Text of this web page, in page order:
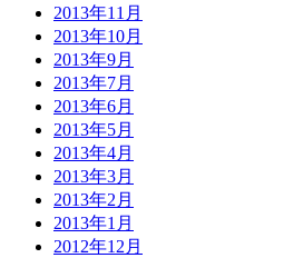
2013年11月
2013年10月
2013年9月
2013年7月
2013年6月
2013年5月
2013年4月
2013年3月
2013年2月
2013年1月
2012年12月